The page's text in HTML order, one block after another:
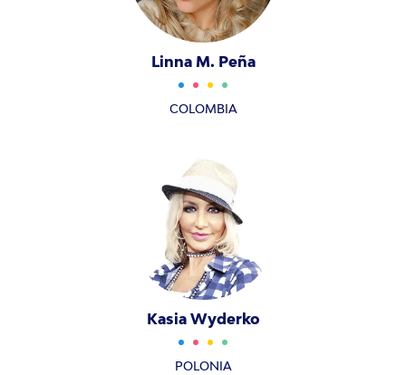
Linna M. Peña
COLOMBIA
Kasia Wyderko
POLONIA